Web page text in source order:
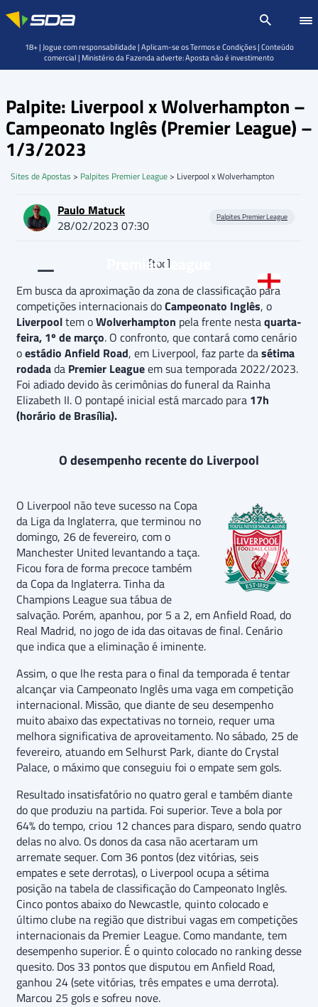
Palpite: Liverpool x Wolverhampton –
Campeonato Inglês (Premier League) –
1/3/2023
Sites de Apostas > Palpites Premier League > Liverpool x Wolverhampton
Paulo Matuck
28/02/2023 07:30
Palpites Premier League
Premier League
[toc]
Em busca da aproximação da zona de classificação para
competições internacionais doCampeonato Inglês, o
Liverpooltem oWolverhampton pela frente nestaquarta-
feira, 1º de março. O confronto, que contará como cenário
oestádio Anfield Road, em Liverpool, faz parte dasétima
rodadada Premier Leagueem sua temporada 2022/2023.
Foi adiado devido às cerimônias do funeral da Rainha
Elizabeth II. O pontapé inicial está marcado para 17h
(horário de Brasília).
O desempenho recente do Liverpool
O Liverpool não teve sucesso na Copa
da Liga da Inglaterra, que terminou no
domingo, 26 de fevereiro, com o
Manchester United levantando a taça.
Ficou fora de forma precoce também
da Copa da Inglaterra. Tinha da
Champions League sua tábua de
salvação. Porém, apanhou, por 5 a 2, em Anfield Road, do
Real Madrid, no jogo de ida das oitavas de final. Cenário
que indica que a eliminação é iminente.
Assim, o que lhe resta para o final da temporada é tentar
alcançar via Campeonato Inglês uma vaga em competição
internacional. Missão, que diante de seu desempenho
muito abaixo das expectativas no torneio, requer uma
melhora significativa de aproveitamento. No sábado, 25 de
fevereiro, atuando em Selhurst Park, diante do Crystal
Palace, o máximo que conseguiu foi o empate sem gols.
Resultado insatisfatório no quatro geral e também diante
do que produziu na partida. Foi superior. Teve a bola por
64% do tempo, criou 12 chances para disparo, sendo quatro
delas no alvo. Os donos da casa não acertaram um
arremate sequer. Com 36 pontos (dez vitórias, seis
empates e sete derrotas), o Liverpool ocupa a sétima
posição na tabela de classificação do Campeonato Inglês.
Cinco pontos abaixo do Newcastle, quinto colocado e
último clube na região que distribui vagas em competições
internacionais da Premier League. Como mandante, tem
desempenho superior. É o quinto colocado no ranking desse
quesito. Dos 33 pontos que disputou em Anfield Road,
ganhou 24 (sete vitórias, três empates e uma derrota).
Marcou 25 gols e sofreu nove.
18+ | Jogue com responsabilidade | Aplicam-se os Termos e Condições | Conteúdo
comercial | Ministério da Fazenda adverte: Aposta não é investimento